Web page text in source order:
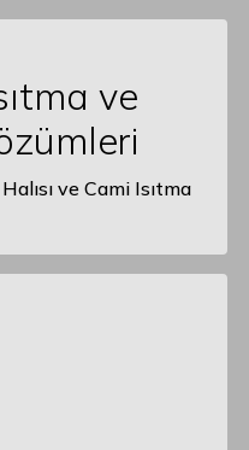
ve
ve Cami Isıtma